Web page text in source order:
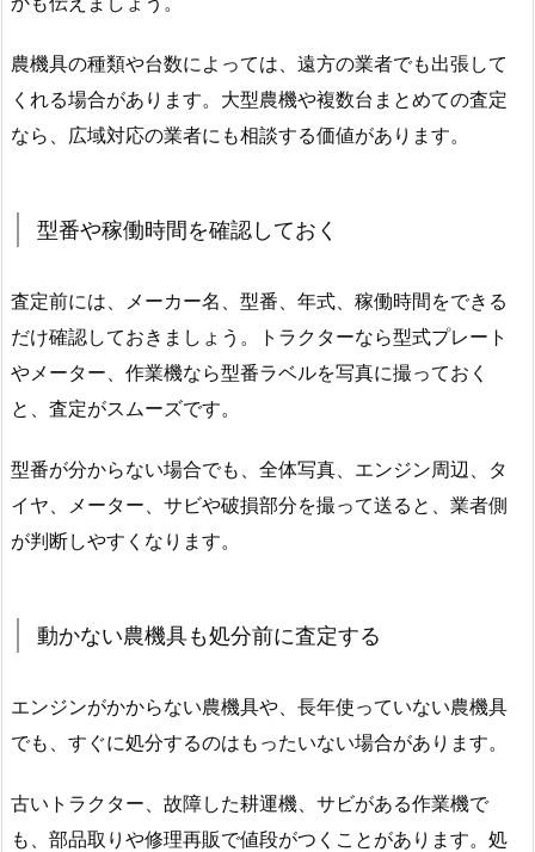
農機具の種類や台数によっては、遠方の業者でも出張して
くれる場合があります。大型農機や複数台まとめての査定
なら、広域対応の業者にも相談する価値があります。
型番や稼働時間を確認しておく
査定前には、メーカー名、型番、年式、稼働時間をできる
だけ確認しておきましょう。トラクターなら型式プレート
やメーター、作業機なら型番ラベルを写真に撮っておく
と、査定がスムーズです。
型番が分からない場合でも、全体写真、エンジン周辺、タ
イヤ、メーター、サビや破損部分を撮って送ると、業者側
が判断しやすくなります。
動かない農機具も処分前に査定する
エンジンがかからない農機具や、長年使っていない農機具
でも、すぐに処分するのはもったいない場合があります。
古いトラクター、故障した耕運機、サビがある作業機で
も、部品取りや修理再販で値段がつくことがあります。処